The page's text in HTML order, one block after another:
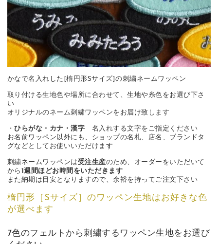
かなで名入れした[楕円形Sサイズ]の刺繍ネームワッペン
取り付ける生地色や場所に合わせて、生地や糸色をお選び下さ
い
オリジナルのネーム刺繍ワッペンをお届け致します
・ひらがな・カナ・漢字 名入れする文字をご指定ください
お名前ワッペン以外にも、ショップの名札、店名、ブランドタ
グなどとしてお使いいただけます
刺繍ネームワッペンは受注生産のため、オーダーをいただいて
から 1週間ほどお時間をいただきます
また納期は目安となりますので、余裕を持ってご注文下さい
楕円形［Sサイズ］のワッペン生地はお好きな色
が選べます
7色のフェルトから刺繍するワッペン生地をお選び